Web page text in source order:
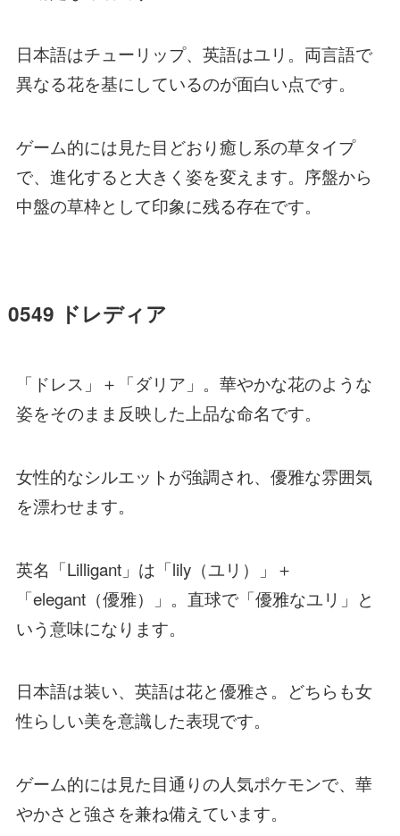
日本語はチューリップ、英語はユリ。両言語で
異なる花を基にしているのが面白い点です。
ゲーム的には見た目どおり癒し系の草タイプ
で、進化すると大きく姿を変えます。序盤から
中盤の草枠として印象に残る存在です。
0549 ドレディア
「ドレス」＋「ダリア」。華やかな花のような
姿をそのまま反映した上品な命名です。
女性的なシルエットが強調され、優雅な雰囲気
を漂わせます。
英名「Lilligant」は「lily（ユリ）」＋
「elegant（優雅）」。直球で「優雅なユリ」と
いう意味になります。
日本語は装い、英語は花と優雅さ。どちらも女
性らしい美を意識した表現です。
ゲーム的には見た目通りの人気ポケモンで、華
やかさと強さを兼ね備えています。